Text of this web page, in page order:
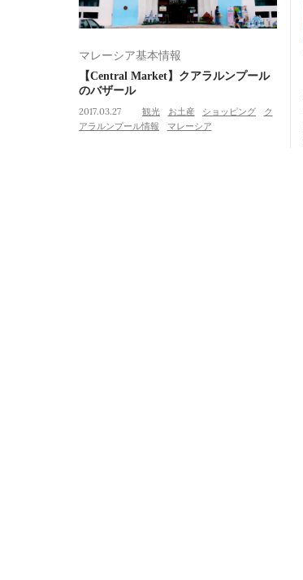
マレーシア基本情報
【Central Market】クアラルンプール
のバザール
2017.03.27 観光 お土産 ショッピング
ク
アラルンプール情報
マレーシア